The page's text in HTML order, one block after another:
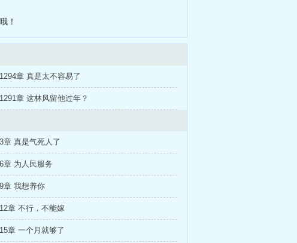
！
章 真是太不容易了
章 这林风留他过年？
章 真是气死人了
章 为人民服务
章 我想养你
章 不行，不能嫁
章 一个月就够了